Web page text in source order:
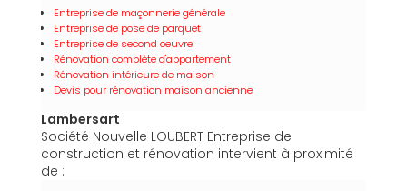
Entreprise de maçonnerie générale
Entreprise de pose de parquet
Entreprise de second oeuvre
Rénovation complète d'appartement
Rénovation intérieure de maison
Devis pour rénovation maison ancienne
Lambersart
Société Nouvelle LOUBERT Entreprise de
construction et rénovation intervient à proximité
de :